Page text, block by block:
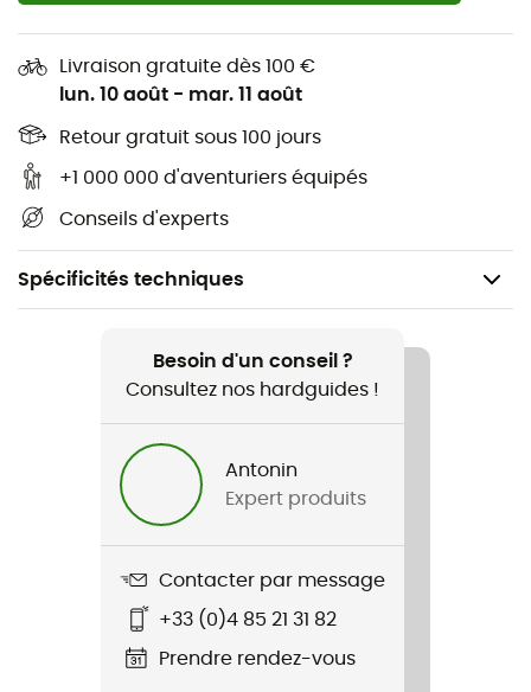
Livraison gratuite dès 100 €
lun. 10 août - mar. 11 août
Retour gratuit sous 100 jours
+1 000 000 d'aventuriers équipés
Conseils d'experts
Spécificités techniques
K'S Maipo Shorts - 6 In.
Neuf avec étiquettes
Besoin d'un conseil ?
Consultez nos hardguides !
Antonin
Expert produits
Contacter par message
+33 (0)4 85 21 31 82
Prendre rendez-vous